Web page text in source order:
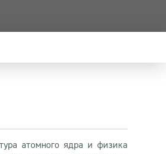
атомного ядра и физика